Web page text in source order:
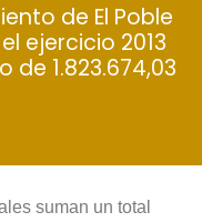
de El Poble
ejercicio 2013
1.823.674,03 
suman un total